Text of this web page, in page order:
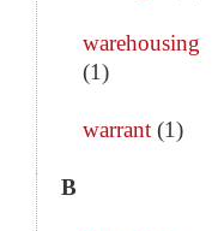
warehousing
(1)
warrant (1)
B